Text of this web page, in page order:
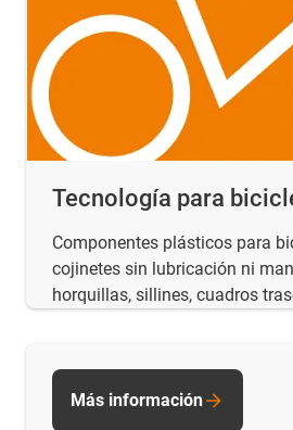
Tecnología para
Componentes plásticos para
cojinetes sin lubricación ni
horquillas, sillines, cuadros
Más información